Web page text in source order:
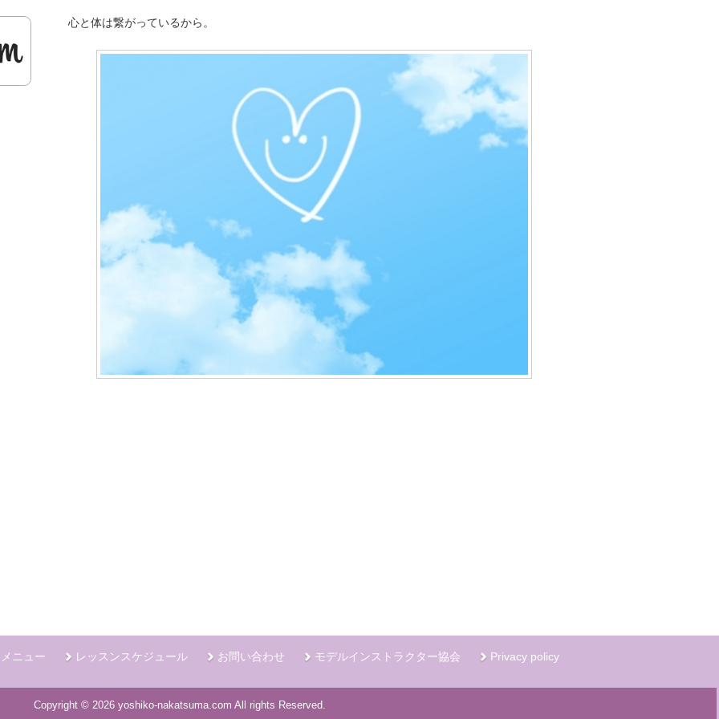
心と体は繋がっているから。
ニュー レッスンスケジュール お問い合わせ モデルインストラクター協会 Privacy policy
Copyright © 2026 yoshiko-nakatsuma.com All rights Reserved.